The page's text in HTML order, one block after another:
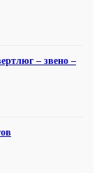
– звено –